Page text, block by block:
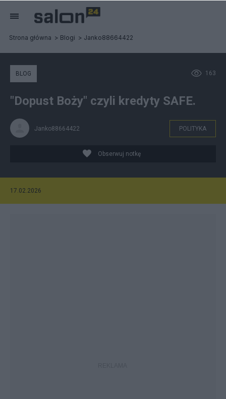
Strona główna Blogi Janko88664422
163
BLOG
"Dopust Boży" czyli kredyty SAFE.
Janko88664422 POLITYKA
Obserwuj notkę
17.02.2026